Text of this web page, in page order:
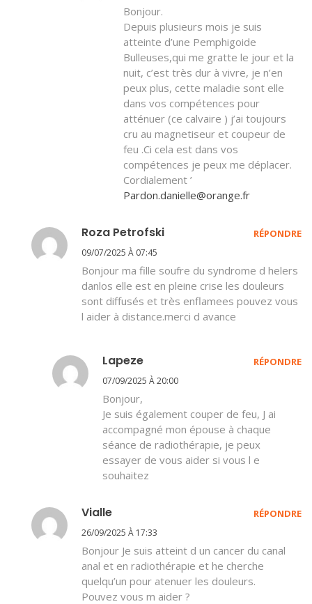
Bonjour.
Depuis plusieurs mois je suis
atteinte d’une Pemphigoide
Bulleuses,qui me gratte le jour et la
nuit, c’est très dur à vivre, je n’en
peux plus, cette maladie sont elle
dans vos compétences pour
atténuer (ce calvaire ) j’ai toujours
cru au magnetiseur et coupeur de
feu .Ci cela est dans vos
compétences je peux me déplacer.
Cordialement ’
Pardon.danielle@orange.fr
Roza Petrofski
09/07/2025 À 07:45
Bonjour ma fille soufre du syndrome d helers
danlos elle est en pleine crise les douleurs
sont diffusés et très enflamees pouvez vous
l aider à distance.merci d avance
RÉPONDRE
Lapeze
07/09/2025 À 20:00
Bonjour,
Je suis également couper de feu, J ai
accompagné mon épouse à chaque
séance de radiothérapie, je peux
essayer de vous aider si vous l e
souhaitez
RÉPONDRE
Vialle
26/09/2025 À 17:33
Bonjour Je suis atteint d un cancer du canal
anal et en radiothérapie et he cherche
quelqu’un pour atenuer les douleurs.
Pouvez vous m aider ?
RÉPONDRE